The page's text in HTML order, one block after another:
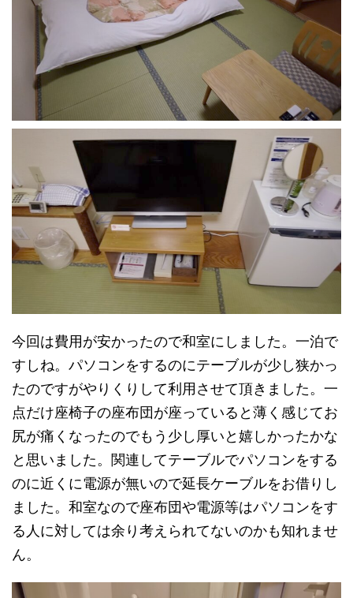
今回は費用が安かったので和室にしました。一泊で
すしね。パソコンをするのにテーブルが少し狭かっ
たのですがやりくりして利用させて頂きました。一
点だけ座椅子の座布団が座っていると薄く感じてお
尻が痛くなったのでもう少し厚いと嬉しかったかな
と思いました。関連してテーブルでパソコンをする
のに近くに電源が無いので延長ケーブルをお借りし
ました。和室なので座布団や電源等はパソコンをす
る人に対しては余り考えられてないのかも知れませ
ん。